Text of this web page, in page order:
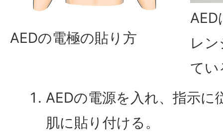
AEDの電極の貼り方
レ
てい
AEDの電源を入れ、指示に
肌に貼り付ける。